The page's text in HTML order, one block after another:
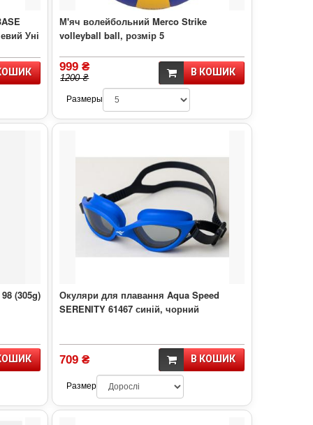
Уні
М'яч волейбольний Merco Strike
volleyball ball, розмір 5
999 ₴
1200 ₴
В КОШИК
Размеры
(305g)
Окуляри для плавання Aqua Speed
SERENITY 61467 синій, чорний
709 ₴ В КОШИК
Размер